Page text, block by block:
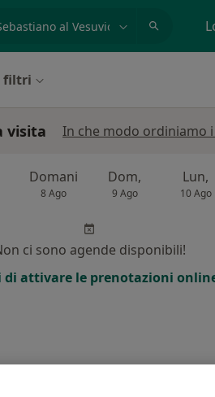
filtri
visita In che modo ordiniamo
Domani
8 Ago
Dom,
9 Ago
Lun,
10 Ago
ci sono agende disponibili!
di attivare le prenotazioni